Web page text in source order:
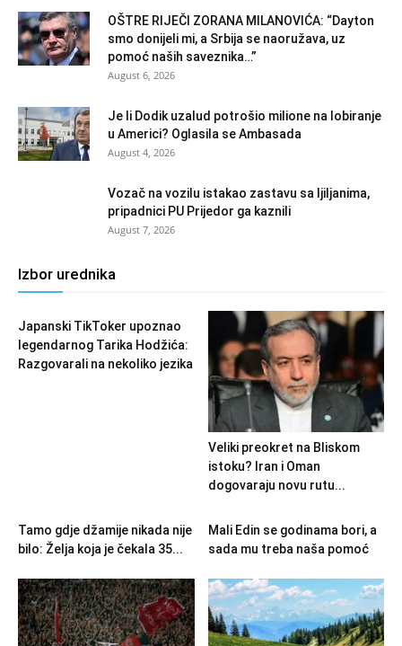
OŠTRE RIJEČI ZORANA MILANOVIĆA: “Dayton
smo donijeli mi, a Srbija se naoružava, uz
pomoć naših saveznika…”
August 6, 2026
Je li Dodik uzalud potrošio milione na lobiranje
u Americi? Oglasila se Ambasada
August 4, 2026
Vozač na vozilu istakao zastavu sa ljiljanima,
pripadnici PU Prijedor ga kaznili
August 7, 2026
Izbor urednika
Japanski TikToker upoznao
legendarnog Tarika Hodžića:
Razgovarali na nekoliko jezika
Veliki preokret na Bliskom
istoku? Iran i Oman
dogovaraju novu rutu...
Tamo gdje džamije nikada nije
bilo: Želja koja je čekala 35...
Mali Edin se godinama bori, a
sada mu treba naša pomoć